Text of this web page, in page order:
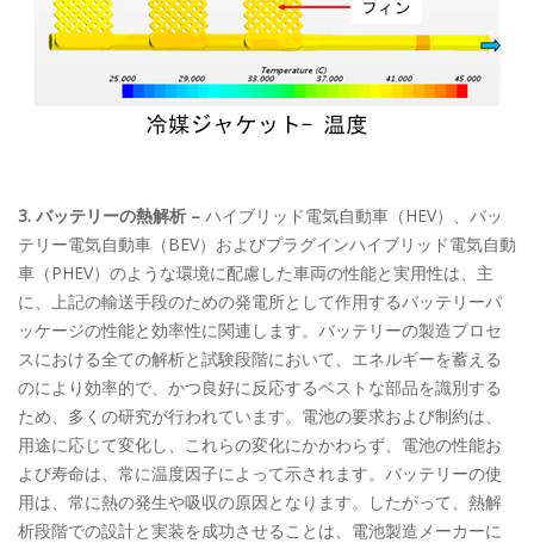
3. バッテリーの熱解析 – ハイブリッド電気自動車（HEV）、バッ
テリー電気自動車（BEV）およびプラグインハイブリッド電気自動
車（PHEV）のような環境に配慮した車両の性能と実用性は、主
に、上記の輸送手段のための発電所として作用するバッテリーパ
ッケージの性能と効率性に関連します。バッテリーの製造プロセ
スにおける全ての解析と試験段階において、エネルギーを蓄える
のにより効率的で、かつ良好に反応するベストな部品を識別する
ため、多くの研究が行われています。電池の要求および制約は、
用途に応じて変化し、これらの変化にかかわらず、電池の性能お
よび寿命は、常に温度因子によって示されます。バッテリーの使
用は、常に熱の発生や吸収の原因となります。したがって、熱解
析段階での設計と実装を成功させることは、電池製造メーカーに